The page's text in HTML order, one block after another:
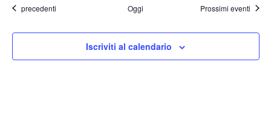
Eventi
precedenti Oggi Prossimi eventi
Iscriviti al calendario